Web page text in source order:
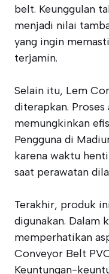
belt. Keunggulan
menjadi nilai
yang ingin
terjamin.
Selain itu, Lem
diterapkan. Proses
memungkinkan
Pengguna di
karena waktu
saat perawatan
Terakhir, produk
digunakan. Dalam
memperhatikan
Conveyor Belt
Keuntungan-